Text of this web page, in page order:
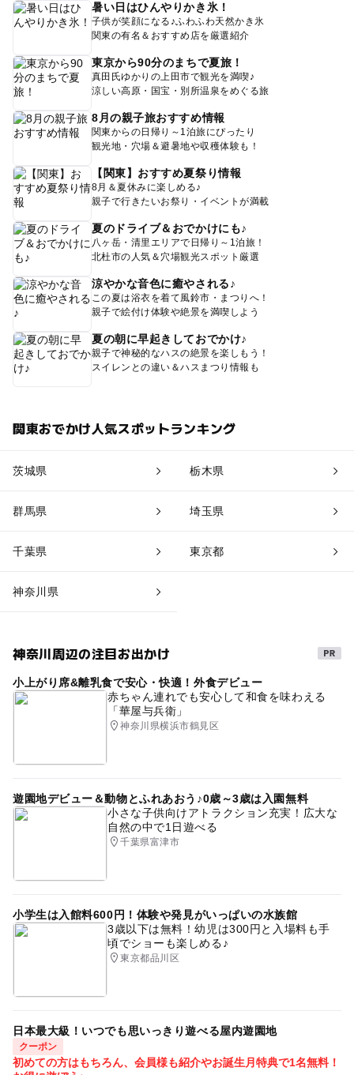
暑い日はひんやりかき氷！
子供が笑顔になる♪ふわふわ天然かき氷
関東の有名＆おすすめ店を厳選紹介
東京から90分のまちで夏旅！
真田氏ゆかりの上田市で観光を満喫♪
涼しい高原・国宝・別所温泉をめぐる旅
8月の親子旅おすすめ情報
関東からの日帰り～1泊旅にぴったり
観光地・穴場＆避暑地や収穫体験も！
【関東】おすすめ夏祭り情報
8月＆夏休みに楽しめる♪
親子で行きたいお祭り・イベントが満載
夏のドライブ＆おでかけにも♪
八ヶ岳・清里エリアで日帰り～1泊旅！
北杜市の人気＆穴場観光スポット厳選
涼やかな音色に癒やされる♪
この夏は浴衣を着て風鈴市・まつりへ！
親子で絵付け体験や絶景を満喫しよう
夏の朝に早起きしておでかけ♪
親子で神秘的なハスの絶景を楽しもう！
スイレンとの違い＆ハスまつり情報も
関東おでかけ人気スポットランキング
茨城県 栃木県
群馬県 埼玉県
千葉県 東京都
神奈川県
神奈川周辺の注目お出かけ
小上がり席&離乳食で安心・快適！外食デビュー
赤ちゃん連れでも安心して和食を味わえる
「華屋与兵衛」
神奈川県横浜市鶴見区
遊園地デビュー＆動物とふれあおう♪0歳～3歳は入園無料
小さな子供向けアトラクション充実！広大な
自然の中で1日遊べる
千葉県富津市
小学生は入館料600円！体験や発見がいっぱいの水族館
3歳以下は無料！幼児は300円と入場料も手
頃でショーも楽しめる♪
東京都品川区
日本最大級！いつでも思いっきり遊べる屋内遊園地
クーポン
初めての方はもちろん、会員様も紹介やお誕生月特典で1名無料！